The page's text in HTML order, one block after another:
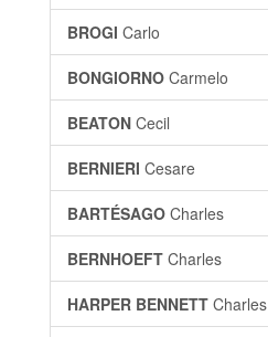
BROGI Carlo
BONGIORNO Carmelo
BEATON Cecil
BERNIERI Cesare
BARTÉSAGO Charles
BERNHOEFT Charles
HARPER BENNETT Charles